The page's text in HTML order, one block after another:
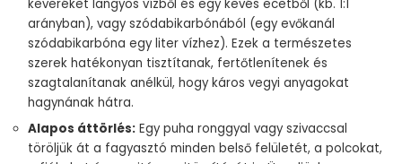
keveréket langyos vízből és egy kevés ecetből (kb. 1:1
arányban), vagy szódabikarbónából (egy evőkanál
szódabikarbóna egy liter vízhez). Ezek a természetes
szerek hatékonyan tisztítanak, fertőtlenítenek és
szagtalanítanak anélkül, hogy káros vegyi anyagokat
hagynának hátra.
Alapos áttörlés: Egy puha ronggyal vagy szivaccsal
töröljük át a fagyasztó minden belső felületét, a polcokat,